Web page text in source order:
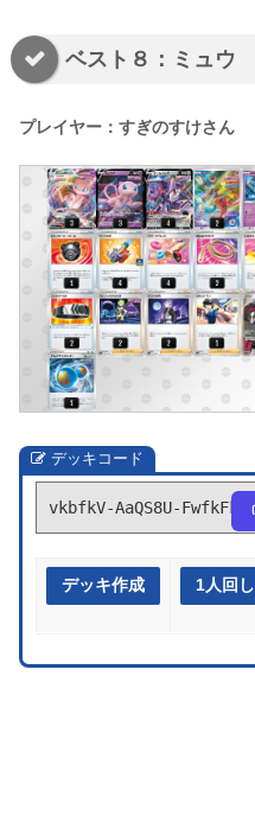
ベスト８：ミュウ
プレイヤー：すぎのすけさん
デッキコード
vkbfkV-AaQS8U-FwfkFk
デッキ作成 1人回し